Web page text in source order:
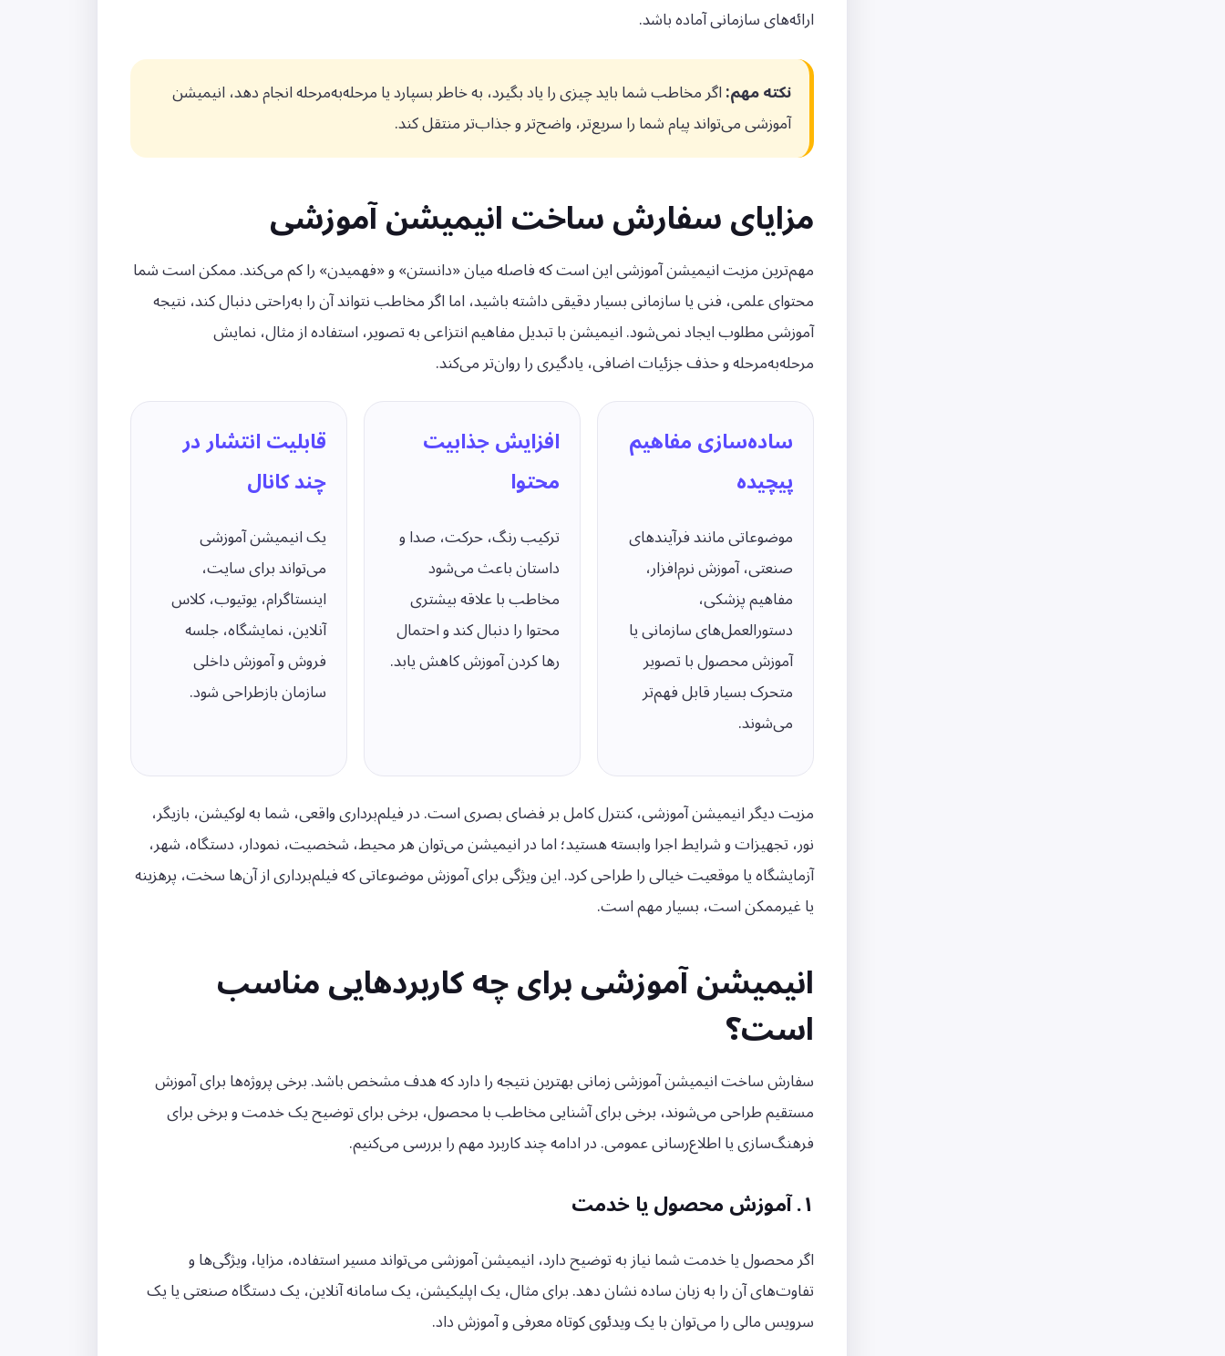
ارائه‌های سازمانی آماده باشد.
نکته مهم:اگر مخاطب شما باید چیزی را یاد بگیرد، به خاطر بسپارد یا مرحله‌به‌مرحله انجام دهد، انیمیشن
آموزشی می‌تواند پیام شما را سریع‌تر، واضح‌تر و جذاب‌تر منتقل کند.
مزایای سفارش ساخت انیمیشن آموزشی
مهم‌ترین مزیت انیمیشن آموزشی این است که فاصله میان «دانستن» و «فهمیدن» را کم می‌کند. ممکن است شما
محتوای علمی، فنی یا سازمانی بسیار دقیقی داشته باشید، اما اگر مخاطب نتواند آن را به‌راحتی دنبال کند، نتیجه
آموزشی مطلوب ایجاد نمی‌شود. انیمیشن با تبدیل مفاهیم انتزاعی به تصویر، استفاده از مثال، نمایش
مرحله‌به‌مرحله و حذف جزئیات اضافی، یادگیری را روان‌تر می‌کند.
ساده‌سازی مفاهیم
پیچیده
موضوعاتی مانند فرآیندهای
صنعتی، آموزش نرم‌افزار،
مفاهیم پزشکی،
دستورالعمل‌های سازمانی یا
آموزش محصول با تصویر
متحرک بسیار قابل فهم‌تر
می‌شوند.
افزایش جذابیت
محتوا
ترکیب رنگ، حرکت، صدا و
داستان باعث می‌شود
مخاطب با علاقه بیشتری
محتوا را دنبال کند و احتمال
رها کردن آموزش کاهش یابد.
قابلیت انتشار در
چند کانال
یک انیمیشن آموزشی
می‌تواند برای سایت،
اینستاگرام، یوتیوب، کلاس
آنلاین، نمایشگاه، جلسه
فروش و آموزش داخلی
سازمان بازطراحی شود.
مزیت دیگر انیمیشن آموزشی، کنترل کامل بر فضای بصری است. در فیلم‌برداری واقعی، شما به لوکیشن، بازیگر،
نور، تجهیزات و شرایط اجرا وابسته هستید؛ اما در انیمیشن می‌توان هر محیط، شخصیت، نمودار، دستگاه، شهر،
آزمایشگاه یا موقعیت خیالی را طراحی کرد. این ویژگی برای آموزش موضوعاتی که فیلم‌برداری از آن‌ها سخت، پرهزینه
یا غیرممکن است، بسیار مهم است.
انیمیشن آموزشی برای چه کاربردهایی مناسب
است؟
سفارش ساخت انیمیشن آموزشی زمانی بهترین نتیجه را دارد که هدف مشخص باشد. برخی پروژه‌ها برای آموزش
مستقیم طراحی می‌شوند، برخی برای آشنایی مخاطب با محصول، برخی برای توضیح یک خدمت و برخی برای
فرهنگ‌سازی یا اطلاع‌رسانی عمومی. در ادامه چند کاربرد مهم را بررسی می‌کنیم.
۱. آموزش محصول یا خدمت
اگر محصول یا خدمت شما نیاز به توضیح دارد، انیمیشن آموزشی می‌تواند مسیر استفاده، مزایا، ویژگی‌ها و
تفاوت‌های آن را به زبان ساده نشان دهد. برای مثال، یک اپلیکیشن، یک سامانه آنلاین، یک دستگاه صنعتی یا یک
سرویس مالی را می‌توان با یک ویدئوی کوتاه معرفی و آموزش داد.